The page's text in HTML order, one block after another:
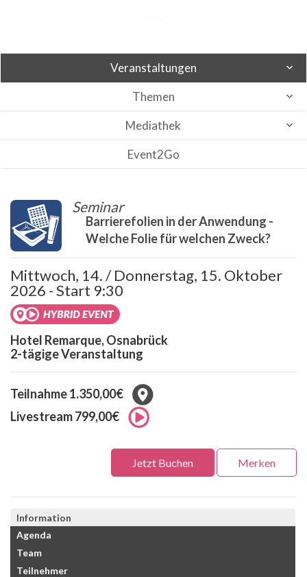
Veranstaltungen
Themen
Mediathek
Event2Go
Seminar
Barrierefolien in der Anwendung -
Welche Folie für welchen Zweck?
Mittwoch, 14. / Donnerstag, 15. Oktober
2026 - Start 9:30
Hotel Remarque, Osnabrück
2-tägige Veranstaltung
Teilnahme 1.350,00€
Livestream 799,00€
Jetzt Buchen Merken
Information
Agenda
Team
Teilnehmer